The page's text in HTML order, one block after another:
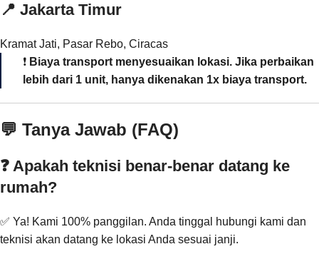
📍 Jakarta Timur
Kramat Jati, Pasar Rebo, Ciracas
❗ Biaya transport menyesuaikan lokasi. Jika perbaikan
lebih dari 1 unit, hanya dikenakan 1x biaya transport.
💬 Tanya Jawab (FAQ)
❓ Apakah teknisi benar-benar datang ke
rumah?
✅ Ya! Kami 100% panggilan. Anda tinggal hubungi kami dan
teknisi akan datang ke lokasi Anda sesuai janji.